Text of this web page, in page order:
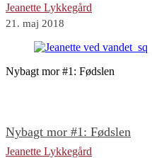
Jeanette Lykkegård
21. maj 2018
Nybagt mor #1: Fødslen
Nybagt mor #1: Fødslen
Jeanette Lykkegård